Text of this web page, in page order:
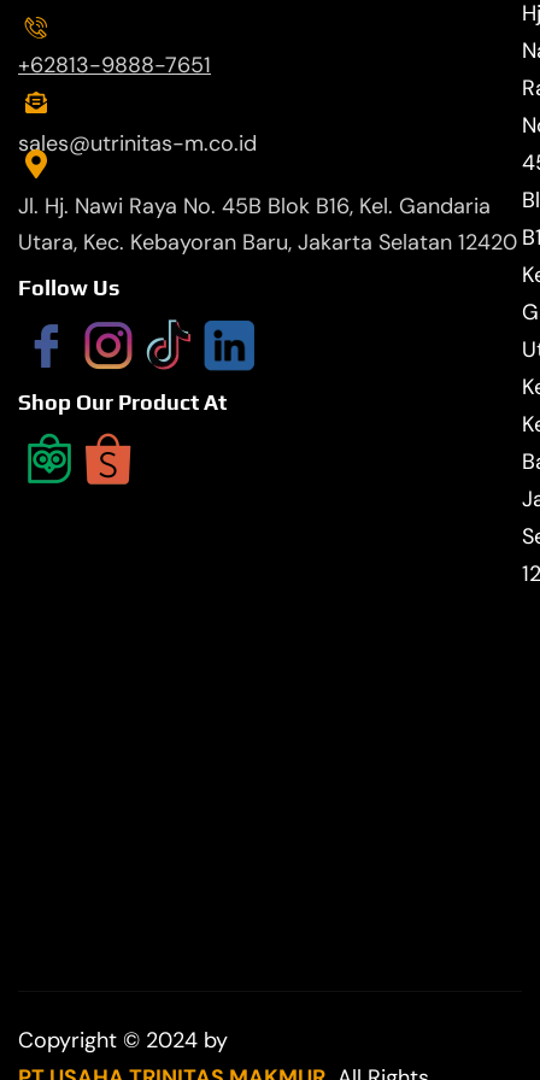
+62813-9888-7651
sales@utrinitas-m.co.id
Jl. Hj. Nawi Raya No. 45B Blok B16, Kel. Gandaria
Utara, Kec. Kebayoran Baru, Jakarta Selatan 12420
Follow Us
Shop Our Product At
Copyright © 2024 by